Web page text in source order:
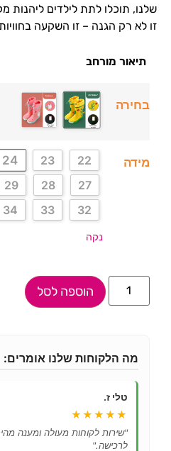
שלנו, תוכלו לתת לילדים ליהנות
זו לא רק הגנה – זו השקעה
תיאור מורחב
בחירה
מידה 22
23
24
27
28
29
32
33
34
נקה
הוספה לסל
מה הלקוחות שלנו אומרים:
טלי ז.
★★★★★
"שירות לקוחות מעולה ומענה
לרכישה."